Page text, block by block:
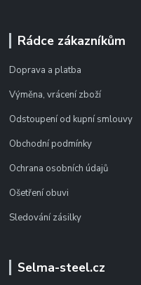
Rádce zákazníkům
Doprava a platba
Výměna, vrácení zboží
Odstoupení od kupní smlouvy
Obchodní podmínky
Ochrana osobních údajů
Ošetření obuvi
Sledování zásilky
Selma-steel.cz